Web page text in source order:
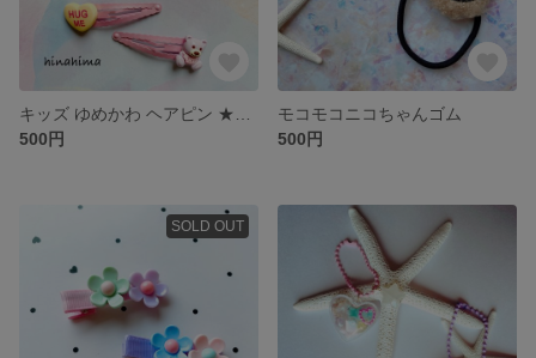
500円
モコモコニコちゃんゴム
500円
SOLD OUT